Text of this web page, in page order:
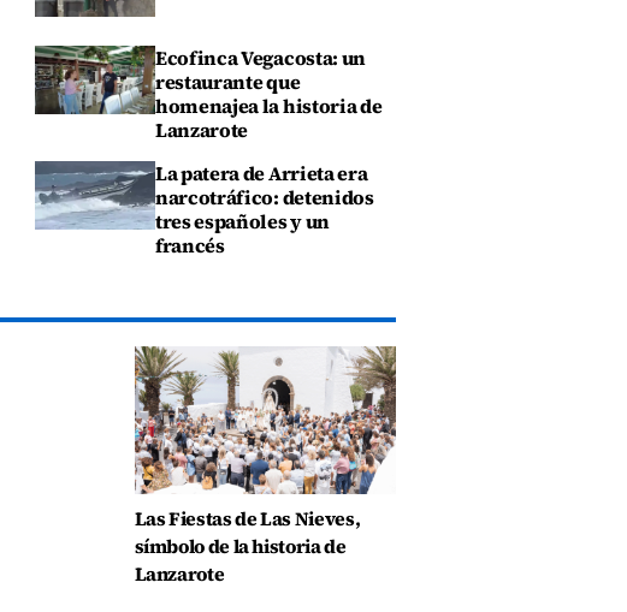
Ecofinca Vegacosta: un
restaurante que
homenajea la historia de
Lanzarote
La patera de Arrieta era
narcotráfico: detenidos
tres españoles y un
francés
Las Fiestas de Las Nieves,
símbolo de la historia de
Lanzarote